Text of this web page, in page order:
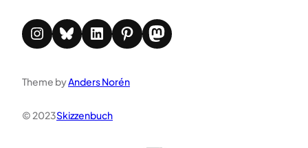
Instagram Bluesky LinkedIn Pinterest Mastodon
Theme byAnders Norén
© 2023Skizzenbuch